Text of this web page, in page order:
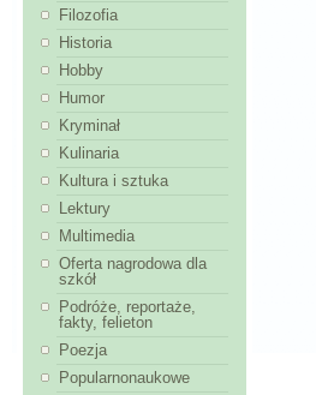
Filozofia
Historia
Hobby
Humor
Kryminał
Kulinaria
Kultura i sztuka
Lektury
Multimedia
Oferta nagrodowa dla
szkół
Podróże, reportaże,
fakty, felieton
Poezja
Popularnonaukowe